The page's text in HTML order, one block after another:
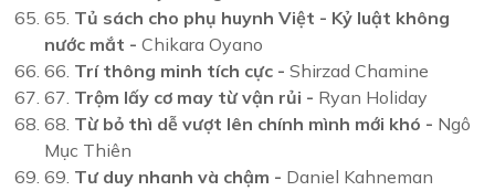
65. Tủ sách cho phụ huynh Việt - Kỷ luật không
nước mắt - Chikara Oyano
66. Trí thông minh tích cực - Shirzad Chamine
67. Trộm lấy cơ may từ vận rủi - Ryan Holiday
68. Từ bỏ thì dễ vượt lên chính mình mới khó - Ngô
Mục Thiên
69. Tư duy nhanh và chậm - Daniel Kahneman